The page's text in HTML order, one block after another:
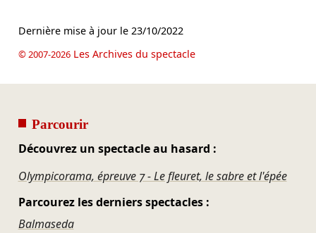
Dernière mise à jour le 23/10/2022
© 2007-2026Les Archives du spectacle
Parcourir
Découvrez un spectacle au hasard :
Olympicorama, épreuve 7 - Le fleuret, le sabre et l'épée
Parcourez les derniers spectacles :
Balmaseda